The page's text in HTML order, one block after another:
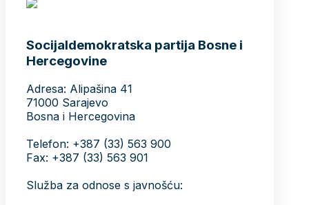
Socijaldemokratska partija Bosne i
Hercegovine
Adresa: Alipašina 41
71000 Sarajevo
Bosna i Hercegovina
Telefon: +387 (33) 563 900
Fax: +387 (33) 563 901
Služba za odnose s javnošću: